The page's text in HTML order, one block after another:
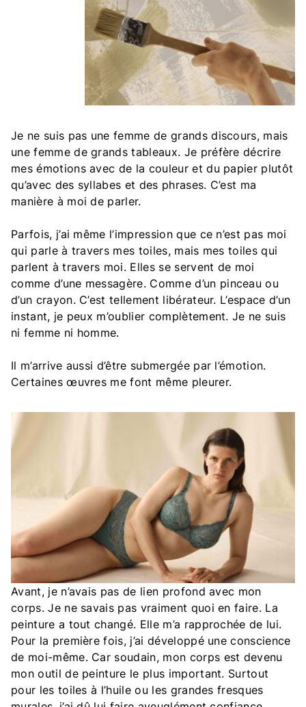
Je ne suis pas une femme de grands discours, mais
une femme de grands tableaux. Je préfère décrire
mes émotions avec de la couleur et du papier plutôt
qu’avec des syllabes et des phrases. C’est ma
manière à moi de parler.
Parfois, j’ai même l’impression que ce n’est pas moi
qui parle à travers mes toiles, mais mes toiles qui
parlent à travers moi. Elles se servent de moi
comme d’une messagère. Comme d’un pinceau ou
d’un crayon. C’est tellement libérateur. L’espace d’un
instant, je peux m’oublier complètement. Je ne suis
ni femme ni homme.
Il m’arrive aussi d’être submergée par l’émotion.
Certaines œuvres me font même pleurer.
Avant, je n’avais pas de lien profond avec mon
corps. Je ne savais pas vraiment quoi en faire. La
peinture a tout changé. Elle m’a rapprochée de lui.
Pour la première fois, j’ai développé une conscience
de moi-même. Car soudain, mon corps est devenu
mon outil de peinture le plus important. Surtout
pour les toiles à l’huile ou les grandes fresques